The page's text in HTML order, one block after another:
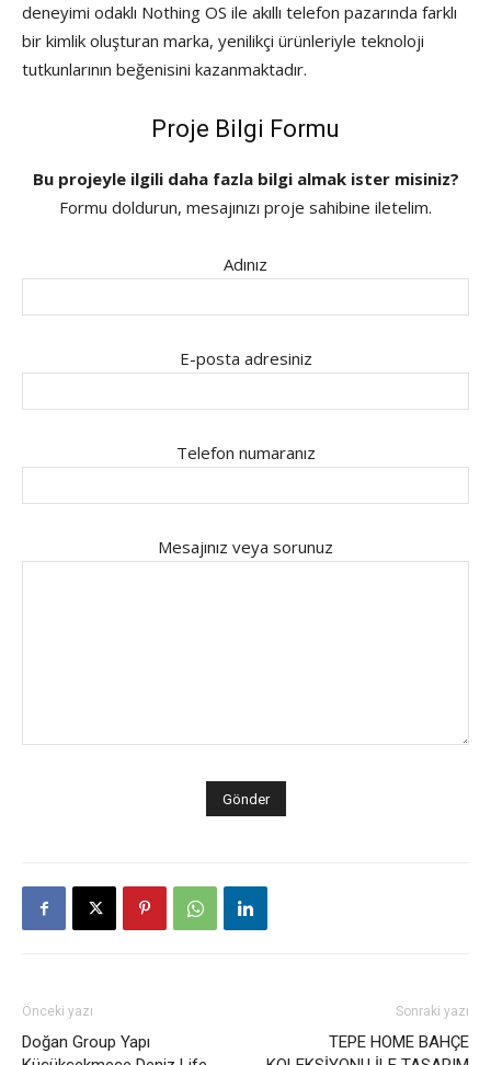
deneyimi odaklı Nothing OS ile akıllı telefon pazarında farklı
bir kimlik oluşturan marka, yenilikçi ürünleriyle teknoloji
tutkunlarının beğenisini kazanmaktadır.
Proje Bilgi Formu
Bu projeyle ilgili daha fazla bilgi almak ister misiniz?
Formu doldurun, mesajınızı proje sahibine iletelim.
Adınız
E-posta adresiniz
Telefon numaranız
Mesajınız veya sorunuz
Önceki yazı
Doğan Group Yapı
Sonraki yazı
TEPE HOME BAHÇE